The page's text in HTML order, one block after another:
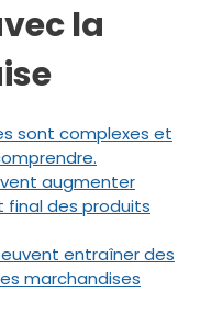
la
sont complexes et
augmenter
des produits
entraîner des
marchandises